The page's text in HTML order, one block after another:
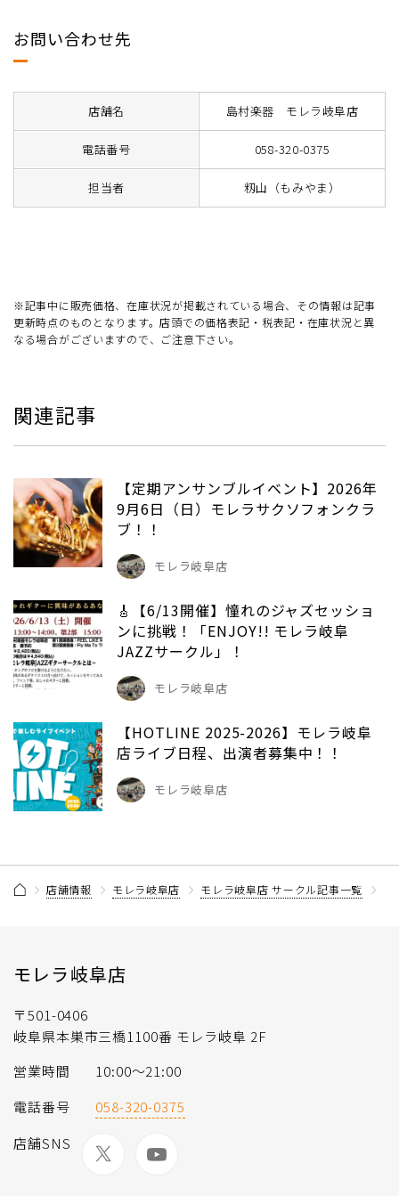
お問い合わせ先
店舗名 島村楽器 モレラ岐阜店
電話番号 058-320-0375
担当者 籾山（もみやま）
※記事中に販売価格、在庫状況が掲載されている場合、その情報は記事
更新時点のものとなります。店頭での価格表記・税表記・在庫状況と異
なる場合がございますので、ご注意下さい。
関連記事
【定期アンサンブルイベント】2026年
9月6日（日）モレラサクソフォンクラ
ブ！！
モレラ岐阜店
🎸【6/13開催】憧れのジャズセッショ
ンに挑戦！「ENJOY!! モレラ岐阜
JAZZサークル」！
モレラ岐阜店
【HOTLINE 2025-2026】モレラ岐阜
店ライブ日程、出演者募集中！！
モレラ岐阜店
店舗情報 モレラ岐阜店 モレラ岐阜店 サークル記事一覧
モレラ岐阜店
〒501-0406
岐阜県本巣市三橋1100番 モレラ岐阜 2F
営業時間
10:00〜21:00
電話番号
058-320-0375
店舗SNS